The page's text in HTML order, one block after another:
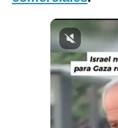
G de Gestión
Notas Contratadas
Gestión TV